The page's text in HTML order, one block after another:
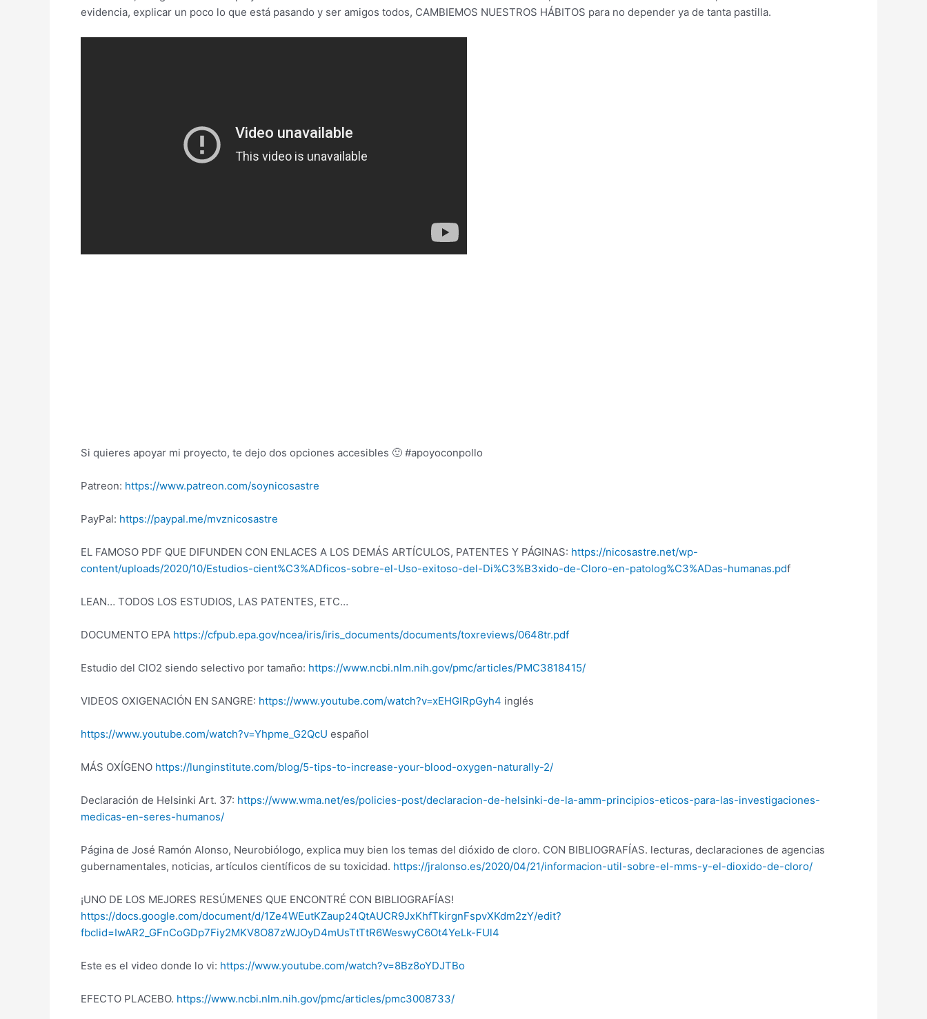
evidencia, explicar un poco lo que está pasando y ser amigos todos, CAMBIEMOS NUESTROS HÁBITOS para no depender ya de tanta pastilla.
Si quieres apoyar mi proyecto, te dejo dos opciones accesibles 🙂 #apoyoconpollo
Patreon: https://www.patreon.com/soynicosastre
PayPal: https://paypal.me/mvznicosastre
EL FAMOSO PDF QUE DIFUNDEN CON ENLACES A LOS DEMÁS ARTÍCULOS, PATENTES Y PÁGINAS: https://nicosastre.net/wp-
content/uploads/2020/10/Estudios-cient%C3%ADficos-sobre-el-Uso-exitoso-del-Di%C3%B3xido-de-Cloro-en-patolog%C3%ADas-humanas.pdf
LEAN… TODOS LOS ESTUDIOS, LAS PATENTES, ETC…
DOCUMENTO EPA https://cfpub.epa.gov/ncea/iris/iris_documents/documents/toxreviews/0648tr.pdf
Estudio del ClO2 siendo selectivo por tamaño: https://www.ncbi.nlm.nih.gov/pmc/articles/PMC3818415/
VIDEOS OXIGENACIÓN EN SANGRE: https://www.youtube.com/watch?v=xEHGIRpGyh4 inglés
https://www.youtube.com/watch?v=Yhpme_G2QcU español
MÁS OXÍGENO https://lunginstitute.com/blog/5-tips-to-increase-your-blood-oxygen-naturally-2/
Declaración de Helsinki Art. 37: https://www.wma.net/es/policies-post/declaracion-de-helsinki-de-la-amm-principios-eticos-para-las-investigaciones-
medicas-en-seres-humanos/
Página de José Ramón Alonso, Neurobiólogo, explica muy bien los temas del dióxido de cloro. CON BIBLIOGRAFÍAS. lecturas, declaraciones de agencias
gubernamentales, noticias, artículos científicos de su toxicidad. https://jralonso.es/2020/04/21/informacion-util-sobre-el-mms-y-el-dioxido-de-cloro/
¡UNO DE LOS MEJORES RESÚMENES QUE ENCONTRÉ CON BIBLIOGRAFÍAS!
https://docs.google.com/document/d/1Ze4WEutKZaup24QtAUCR9JxKhfTkirgnFspvXKdm2zY/edit?
fbclid=IwAR2_GFnCoGDp7Fiy2MKV8O87zWJOyD4mUsTtTtR6WeswyC6Ot4YeLk-FUl4
Este es el video donde lo vi: https://www.youtube.com/watch?v=8Bz8oYDJTBo
EFECTO PLACEBO. https://www.ncbi.nlm.nih.gov/pmc/articles/pmc3008733/